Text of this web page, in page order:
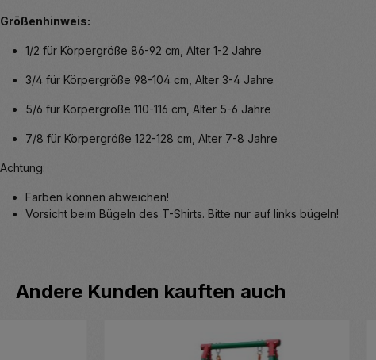
Größenhinweis:
1/2 für Körpergröße 86-92 cm, Alter 1-2 Jahre
3/4 für Körpergröße 98-104 cm, Alter 3-4 Jahre
5/6 für Körpergröße 110-116 cm, Alter 5-6 Jahre
7/8 für Körpergröße 122-128 cm, Alter 7-8 Jahre
Achtung:
Farben können abweichen!
Vorsicht beim Bügeln des T-Shirts. Bitte nur auf links bügeln!
Produktgalerie überspringen
Andere Kunden kauften auch